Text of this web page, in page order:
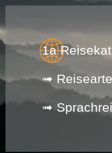
1a
➟
➟